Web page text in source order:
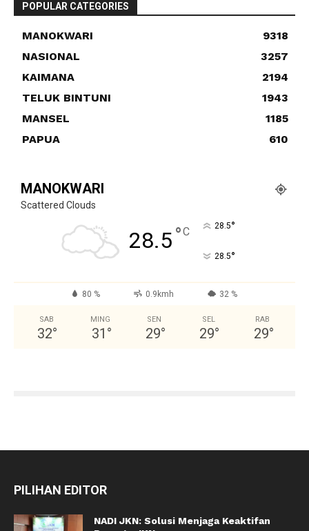
POPULAR CATEGORIES
MANOKWARI
9318
NASIONAL
3257
KAIMANA
2194
TELUK BINTUNI
1943
MANSEL
1185
PAPUA
610
MANOKWARI
Scattered Clouds
28.5°C 28.5°
28.5°
80 % 0.9kmh 32 %
SAB
32°
MING
31 °
SEN
29°
SEL
29°
RAB
29°
PILIHAN EDITOR
NADI JKN: Solusi Menjaga Keaktifan